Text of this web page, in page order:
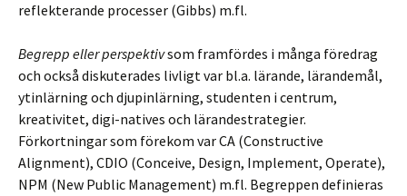
reflekterande processer (Gibbs) m.fl.
Begrepp eller perspektivsom framfördes i många föredrag
och också diskuterades livligt var bl.a. lärande, lärandemål,
ytinlärning och djupinlärning, studenten i centrum,
kreativitet, digi-natives och lärandestrategier.
Förkortningar som förekom var CA (Constructive
Alignment), CDIO (Conceive, Design, Implement, Operate),
NPM (New Public Management) m.fl. Begreppen definieras